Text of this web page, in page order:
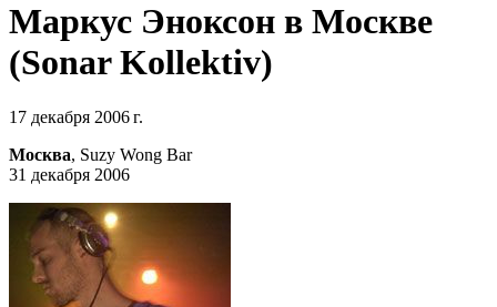
Маркус Эноксон в Москве
(Sonar Kollektiv)
17 декабря 2006 г.
Москва, Suzy Wong Bar
31 декабря 2006